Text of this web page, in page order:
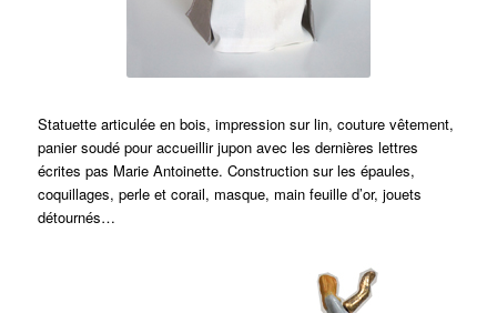
Statuette articulée en bois, impression sur lin, couture vêtement,
panier soudé pour accueillir jupon avec les dernières lettres
écrites pas Marie Antoinette. Construction sur les épaules,
coquillages, perle et corail, masque, main feuille d’or, jouets
détournés…